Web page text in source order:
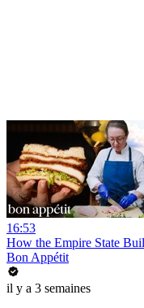
16:53
How the Empire State
Bon Appétit
il y a 3 semaines